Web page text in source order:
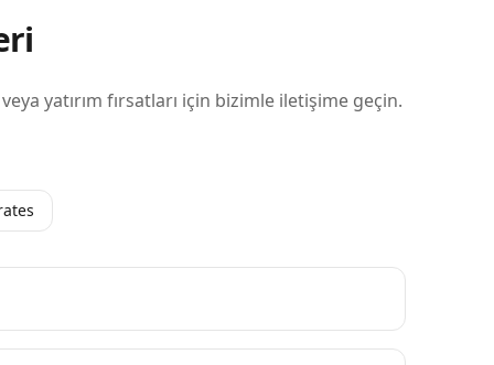
yatırım fırsatları için bizimle iletişime geçin.